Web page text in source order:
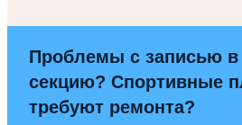
Проблемы с записью
секцию? Спортивные
требуют ремонта?